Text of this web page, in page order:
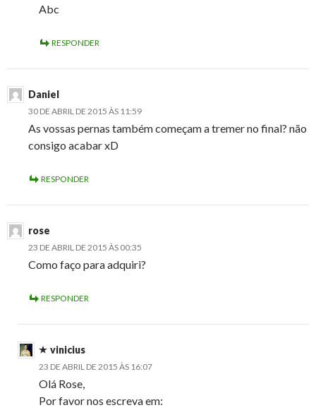
Abc
RESPONDER
Daniel
30 DE ABRIL DE 2015 ÀS 11:59
As vossas pernas também começam a tremer no final? não
consigo acabar xD
RESPONDER
rose
23 DE ABRIL DE 2015 ÀS 00:35
Como faço para adquiri?
RESPONDER
vinicius
23 DE ABRIL DE 2015 ÀS 16:07
Olá Rose,
Por favor nos escreva em: